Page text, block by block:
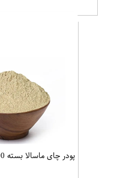
پودر چای ماسالا بسته 100 گرمی آجیل تکدونه